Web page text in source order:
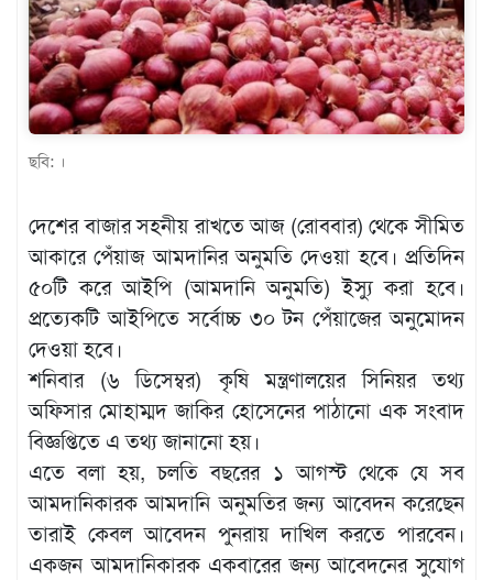
এক্সক্লুসিভ
শিক্ষাঙ্গন
অর্থনীতি
মতামত
লাইফস্টাইল
ছবি: ।
দেশের বাজার সহনীয় রাখতে আজ (রোববার) থেকে সীমিত
আকারে পেঁয়াজ আমদানির অনুমতি দেওয়া হবে। প্রতিদিন
৫০টি করে আইপি (আমদানি অনুমতি) ইস্যু করা হবে।
প্রত্যেকটি আইপিতে সর্বোচ্চ ৩০ টন পেঁয়াজের অনুমোদন
দেওয়া হবে।
শনিবার (৬ ডিসেম্বর) কৃষি মন্ত্রণালয়ের সিনিয়র তথ্য
অফিসার মোহাম্মদ জাকির হোসেনের পাঠানো এক সংবাদ
বিজ্ঞপ্তিতে এ তথ্য জানানো হয়।
এতে বলা হয়, চলতি বছরের ১ আগস্ট থেকে যে সব
আমদানিকারক আমদানি অনুমতির জন্য আবেদন করেছেন
তারাই কেবল আবেদন পুনরায় দাখিল করতে পারবেন।
একজন আমদানিকারক একবারের জন্য আবেদনের সুযোগ